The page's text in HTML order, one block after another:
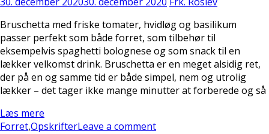
Bruschetta med friske tomater, hvidløg og basilikum
passer perfekt som både forret, som tilbehør til
eksempelvis spaghetti bolognese og som snack til en
lækker velkomst drink. Bruschetta er en meget alsidig ret,
der på en og samme tid er både simpel, nem og utrolig
lækker – det tager ikke mange minutter at forberede og så
Læs mere
Forret,OpskrifterLeave a comment